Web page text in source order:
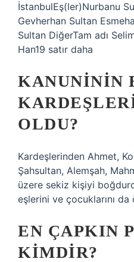
İstanbulEş(ler)Nurbanu
Gevherhan Sultan
Sultan DiğerTam adı
Han19 satır daha
KANUNININ
OLDU?
Kardeşlerinden Ahmet,
Şahsultan, Alemşah,
üzere sekiz kişiyi
eşlerini ve çocuklarını
EN ÇAPKIN
KIMDIR?